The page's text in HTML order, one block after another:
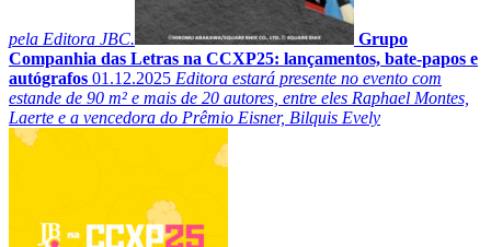
pela Editora JBC.
Grupo
Companhia das Letras na CCXP25: lançamentos, bate-papos e
autógrafos 01.12.2025 Editora estará presente no evento com
estande de 90 m² e mais de 20 autores, entre eles Raphael Montes,
Laerte e a vencedora do Prêmio Eisner, Bilquis Evely